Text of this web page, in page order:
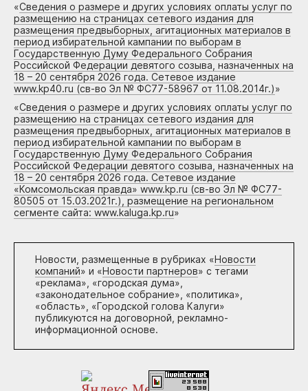
«Сведения о размере и других условиях оплаты услуг по
размещению на страницах сетевого издания для
размещения предвыборных, агитационных материалов в
период избирательной кампании по выборам в
Государственную Думу Федерального Собрания
Российской Федерации девятого созыва, назначенных на
18 – 20 сентября 2026 года. Сетевое издание
www.kp40.ru (св-во Эл № ФС77-58967 от 11.08.2014г.)»
«Сведения о размере и других условиях оплаты услуг по
размещению на страницах сетевого издания для
размещения предвыборных, агитационных материалов в
период избирательной кампании по выборам в
Государственную Думу Федерального Собрания
Российской Федерации девятого созыва, назначенных на
18 – 20 сентября 2026 года. Сетевое издание
«Комсомольская правда» www.kp.ru (св-во Эл № ФС77-
80505 от 15.03.2021г.), размещение на региональном
сегменте сайта: www.kaluga.kp.ru»
Новости, размещенные в рубриках «Новости
компаний» и «Новости партнеров» с тегами
«реклама», «городская дума»,
«законодательное собрание», «политика»,
«область», «Городской голова Калуги»
публикуются на договорной, рекламно-
информационной основе.